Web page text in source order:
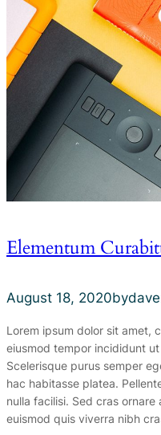
Elementum
August 18, 2020by
Lorem ipsum dolor sit amet,
eiusmod tempor incididunt
Scelerisque purus semper
hac habitasse platea.
nulla facilisi. Sed cras
euismod quis viverra nibh